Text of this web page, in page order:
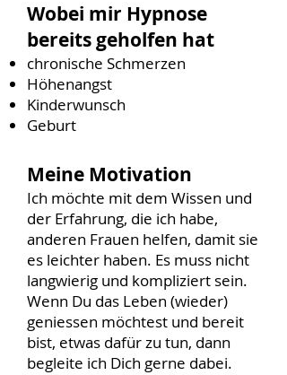
Wobei mir Hypnose
bereits geholfen hat
chronische Schmerzen
Höhenangst
Kinderwunsch
Geburt
Meine Motivation
Ich möchte mit dem Wissen und
der Erfahrung, die ich habe,
anderen Frauen helfen, damit sie
es leichter haben. Es muss nicht
langwierig und kompliziert sein.
Wenn Du das Leben (wieder)
geniessen möchtest und bereit
bist, etwas dafür zu tun, dann
begleite ich Dich gerne dabei.